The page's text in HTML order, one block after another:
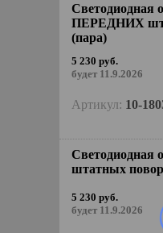
Светодиодная
ПЕРЕДНИХ
(пара)
5 230 руб.
будет 11.9.2026
Артикул: 10-
Светодиодная
штатных
5 230 руб.
будет 11.9.2026